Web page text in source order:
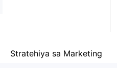
Stratehiya sa Marketing